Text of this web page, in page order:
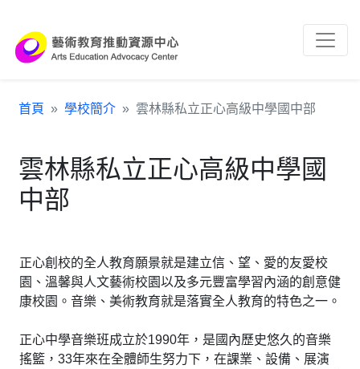
首頁 學校簡介 雲林縣私立正心高級中學國中部
雲林縣私立正心高級中學國
中部
正心創校的全人教育願景就是建立信、望、愛的友愛校
園、溫馨與人文藝術校園以及多元豐富學習內涵的創意健
康校園。音樂、美術教育就是落實全人教育的特色之一。
正心中學音樂班成立於1990年，是國內歷史悠久的音樂
搖籃，33年來在全體師生努力下，在課業、設備、展演